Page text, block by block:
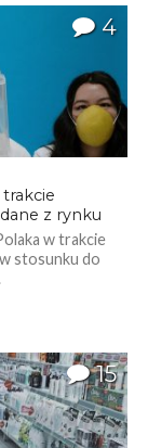
4
z rynku
w trakcie
stosunku do
15